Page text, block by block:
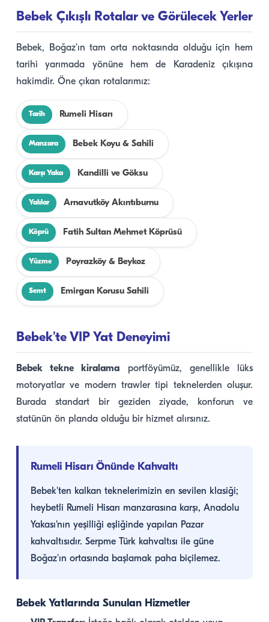
Bebek Çıkışlı Rotalar ve Görülecek Yerler
Bebek, Boğaz'ın tam orta noktasında olduğu için hem
tarihi yarımada yönüne hem de Karadeniz çıkışına
hakimdir. Öne çıkan rotalarımız:
Tarih Rumeli Hisarı
Manzara Bebek Koyu & Sahili
Karşı Yaka Kandilli ve Göksu
Yalılar Arnavutköy Akıntıburnu
Köprü Fatih Sultan Mehmet Köprüsü
Yüzme Poyrazköy & Beykoz
Semt Emirgan Korusu Sahili
Bebek'te VIP Yat Deneyimi
Bebek tekne kiralama portföyümüz, genellikle lüks
motoryatlar ve modern trawler tipi teknelerden oluşur.
Burada standart bir geziden ziyade, konforun ve
statünün ön planda olduğu bir hizmet alırsınız.
Rumeli Hisarı Önünde Kahvaltı
Bebek'ten kalkan teknelerimizin en sevilen klasiği;
heybetli Rumeli Hisarı manzarasına karşı, Anadolu
Yakası'nın yeşilliği eşliğinde yapılan Pazar
kahvaltısıdır. Serpme Türk kahvaltısı ile güne
Boğaz'ın ortasında başlamak paha biçilemez.
Bebek Yatlarında Sunulan Hizmetler